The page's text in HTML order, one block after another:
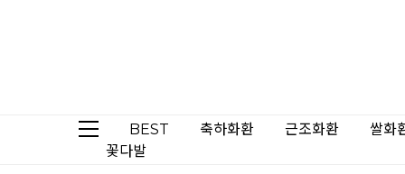
BEST 축하화환 근조화환
쌀화
꽃다발